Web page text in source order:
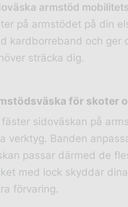
armstöd
på armstödet på din
kardborreband och ger
sträcka dig.
för skoter
fäster sidoväskan på
verktyg. Banden
passar därmed de
med lock skyddar
förvaring.